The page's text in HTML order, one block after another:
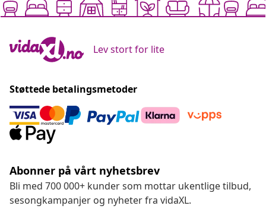
Lev stort for lite
Støttede betalingsmetoder
Abonner på vårt nyhetsbrev
Bli med 700 000+ kunder som mottar ukentlige tilbud,
sesongkampanjer og nyheter fra vidaXL.